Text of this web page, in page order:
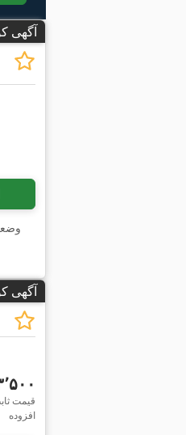
آگهی
آگهی
‎€۳۳٬۵۰۰
قیمت
افزوده